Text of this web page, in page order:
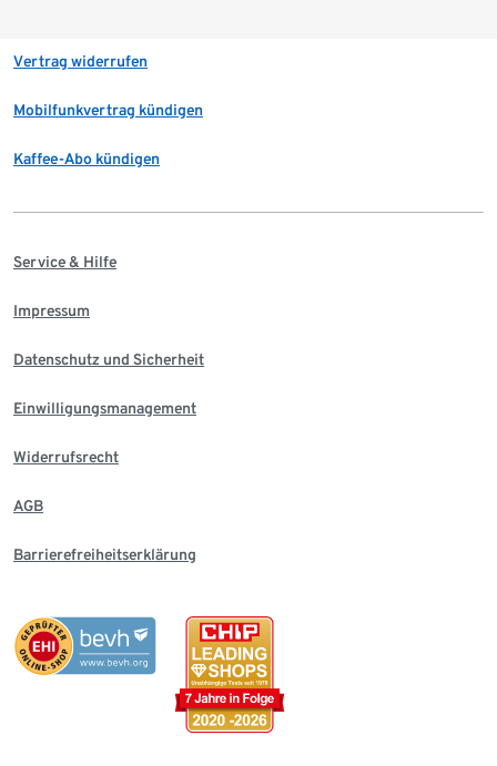
Vertrag widerrufen
Mobilfunkvertrag kündigen
Kaffee-Abo kündigen
Service & Hilfe
Impressum
Datenschutz und Sicherheit
Einwilligungsmanagement
Widerrufsrecht
AGB
Barrierefreiheitserklärung